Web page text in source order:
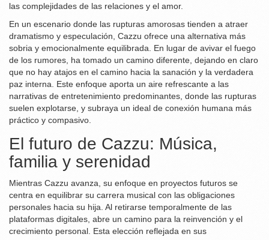
las complejidades de las relaciones y el amor.
En un escenario donde las rupturas amorosas tienden a atraer
dramatismo y especulación, Cazzu ofrece una alternativa más
sobria y emocionalmente equilibrada. En lugar de avivar el fuego
de los rumores, ha tomado un camino diferente, dejando en claro
que no hay atajos en el camino hacia la sanación y la verdadera
paz interna. Este enfoque aporta un aire refrescante a las
narrativas de entretenimiento predominantes, donde las rupturas
suelen explotarse, y subraya un ideal de conexión humana más
práctico y compasivo.
El futuro de Cazzu: Música,
familia y serenidad
Mientras Cazzu avanza, su enfoque en proyectos futuros se
centra en equilibrar su carrera musical con las obligaciones
personales hacia su hija. Al retirarse temporalmente de las
plataformas digitales, abre un camino para la reinvención y el
crecimiento personal. Esta elección reflejada en sus